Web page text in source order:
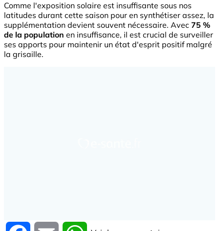
Comme l'exposition solaire est insuffisante sous nos
latitudes durant cette saison pour en synthétiser assez, la
supplémentation devient souvent nécessaire. Avec 75 %
de la population en insuffisance, il est crucial de surveiller
ses apports pour maintenir un état d'esprit positif malgré
la grisaille.